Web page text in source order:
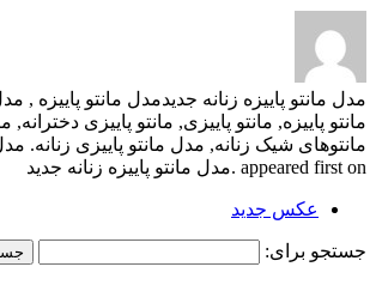
مدل مانتو پاییزه زنانه جدیدمدل مانتو پاییزه ,
مانتو پاییزه, مانتو پاییزی, مانتو پاییزی دخترانه,
appeared first on .مدل مانتو پاییزه زنانه جدید
عکس جدید
جستجو برای: